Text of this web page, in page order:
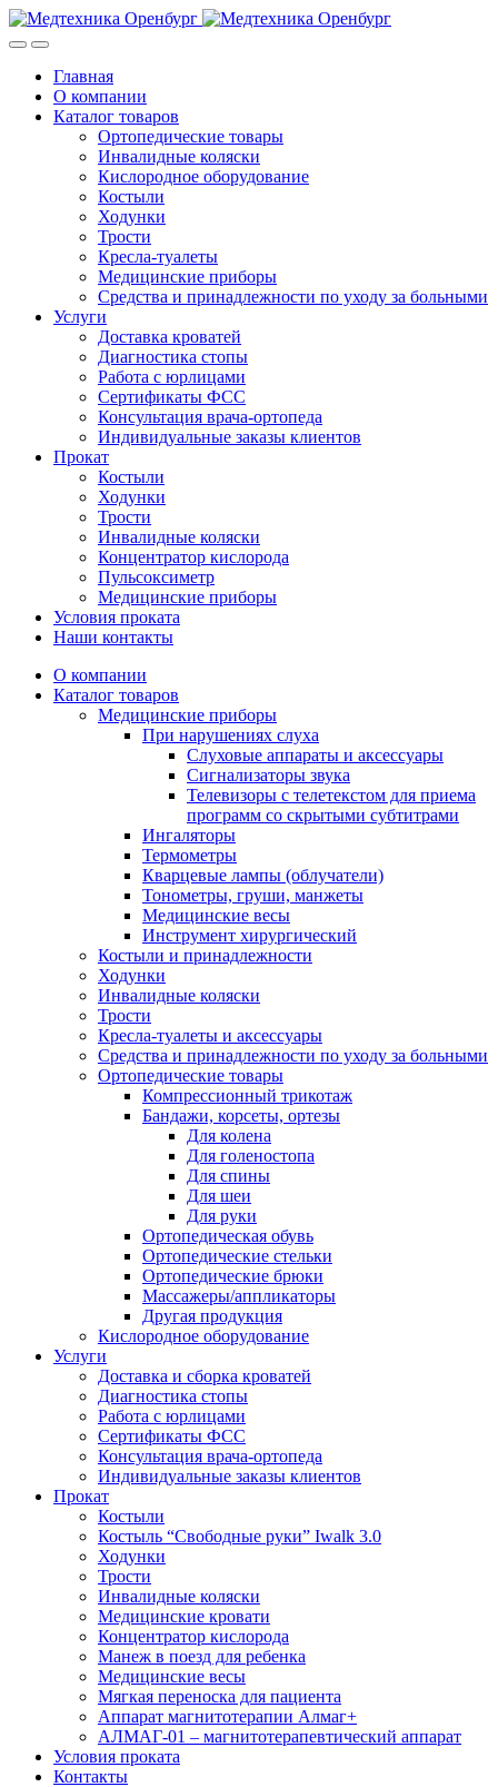
Skip
to
Skip
to
Главная
О компании
Каталог товаров
Ортопедические товары
Инвалидные коляски
Кислородное оборудование
Костыли
Ходунки
Трости
Кресла-туалеты
Медицинские приборы
Средства и принадлежности по уходу за больными
Услуги
Доставка кроватей
Диагностика стопы
Работа с юрлицами
Сертификаты ФСС
Консультация врача-ортопеда
Индивидуальные заказы клиентов
Прокат
Костыли
Ходунки
Трости
Инвалидные коляски
Концентратор кислорода
Пульсоксиметр
Медицинские приборы
Условия проката
Наши контакты
О компании
Каталог товаров
Медицинские приборы
При нарушениях слуха
Слуховые аппараты и аксессуары
Сигнализаторы звука
Телевизоры с телетекстом для приема
программ со скрытыми субтитрами
Ингаляторы
Термометры
Кварцевые лампы (облучатели)
Тонометры, груши, манжеты
Медицинские весы
Инструмент хирургический
Костыли и принадлежности
Ходунки
Инвалидные коляски
Трости
Кресла-туалеты и аксессуары
Средства и принадлежности по уходу за больными
Ортопедические товары
Компрессионный трикотаж
Бандажи, корсеты, ортезы
Для колена
Для голеностопа
Для спины
Для шеи
Для руки
Ортопедическая обувь
Ортопедические стельки
Ортопедические брюки
Массажеры/аппликаторы
Другая продукция
Кислородное оборудование
Услуги
Доставка и сборка кроватей
Диагностика стопы
Работа с юрлицами
Сертификаты ФСС
Консультация врача-ортопеда
Индивидуальные заказы клиентов
Прокат
Костыли
Костыль “Свободные руки” Iwalk 3.0
Ходунки
Трости
Инвалидные коляски
Медицинские кровати
Концентратор кислорода
Манеж в поезд для ребенка
Медицинские весы
Мягкая переноска для пациента
Аппарат магнитотерапии Алмаг+
АЛМАГ-01 – магнитотерапевтический аппарат
Условия проката
Контакты